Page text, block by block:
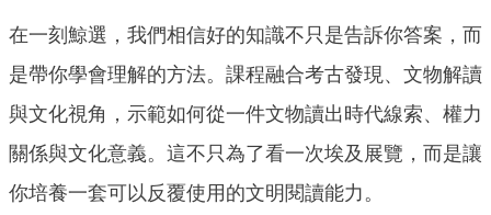
在一刻鯨選，我們相信好的知識不只是告訴你答案，而
是帶你學會理解的方法。課程融合考古發現、文物解讀
與文化視角，示範如何從一件文物讀出時代線索、權力
關係與文化意義。這不只為了看一次埃及展覽，而是讓
你培養一套可以反覆使用的文明閱讀能力。